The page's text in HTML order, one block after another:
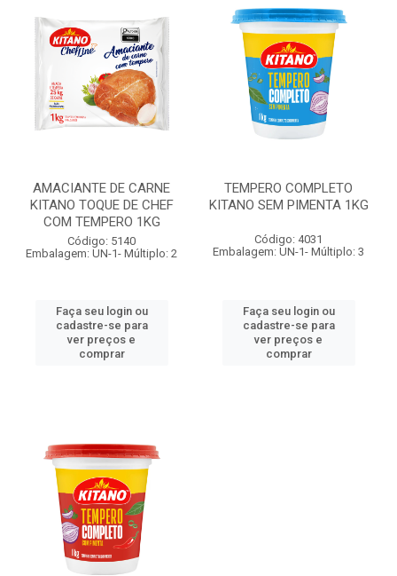
AMACIANTE DE CARNE
KITANO TOQUE DE CHEF
COM TEMPERO 1KG
Código: 5140
Embalagem: UN-1- Múltiplo: 2
Faça seu login ou
cadastre-se para
ver preços e
comprar
TEMPERO COMPLETO
KITANO SEM PIMENTA 1KG
Código: 4031
Embalagem: UN-1- Múltiplo: 3
Faça seu login ou
cadastre-se para
ver preços e
comprar